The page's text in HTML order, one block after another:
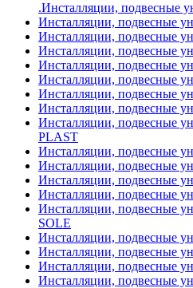
.Инсталляции, подвесные
Инсталляции, подвесные
Инсталляции, подвесные
Инсталляции, подвесные
Инсталляции, подвесные
Инсталляции, подвесные
Инсталляции, подвесные
Инсталляции, подвесные
Инсталляции, подвесные
PLAST
Инсталляции, подвесные
Инсталляции, подвесные
Инсталляции, подвесные
Инсталляции, подвесные
Инсталляции, подвесные
SOLE
Инсталляции, подвесные
Инсталляции, подвесные
Инсталляции, подвесные
Инсталляции, подвесные